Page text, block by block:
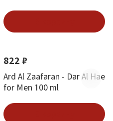
822 ₽
Ard Al Zaafaran - Dar Al Hae
for Men 100 ml